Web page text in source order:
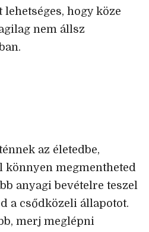
hogy köze
nem állsz
az életedbe,
könnyen megmentheted
anyagi bevételre teszel
a csődközeli állapotot.
merj meglépni